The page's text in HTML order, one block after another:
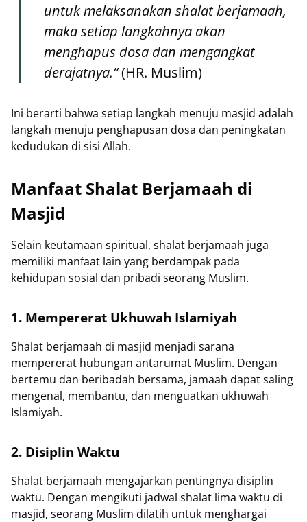
untuk melaksanakan shalat berjamaah,
maka setiap langkahnya akan
menghapus dosa dan mengangkat
derajatnya.”(HR. Muslim)
Ini berarti bahwa setiap langkah menuju masjid adalah
langkah menuju penghapusan dosa dan peningkatan
kedudukan di sisi Allah.
Manfaat Shalat Berjamaah di
Masjid
Selain keutamaan spiritual, shalat berjamaah juga
memiliki manfaat lain yang berdampak pada
kehidupan sosial dan pribadi seorang Muslim.
1. Mempererat Ukhuwah Islamiyah
Shalat berjamaah di masjid menjadi sarana
mempererat hubungan antarumat Muslim. Dengan
bertemu dan beribadah bersama, jamaah dapat saling
mengenal, membantu, dan menguatkan ukhuwah
Islamiyah.
2. Disiplin Waktu
Shalat berjamaah mengajarkan pentingnya disiplin
waktu. Dengan mengikuti jadwal shalat lima waktu di
masjid, seorang Muslim dilatih untuk menghargai